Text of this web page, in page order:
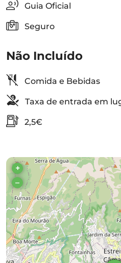
Guia Oficial
Seguro
Não Incluído
Comida e Bebidas
Taxa de entrada em
2,5€
+
–